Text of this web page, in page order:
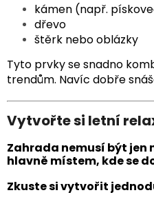
kámen (např.
dřevo
štěrk nebo oblázky
Tyto prvky se snadno
trendům. Navíc dobře
Vytvořte si letní
Zahrada nemusí být jen
hlavně místem, kde se
Zkuste si vytvořit